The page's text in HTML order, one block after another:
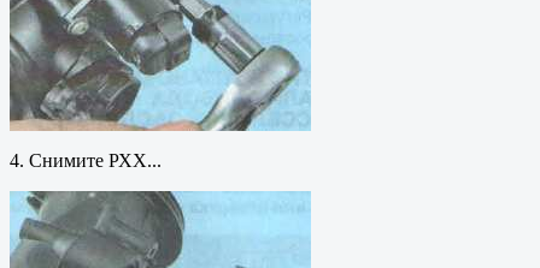
4. Снимите РХХ...